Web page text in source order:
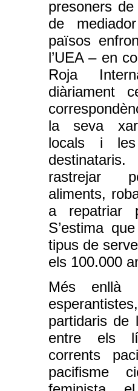
presoners
de
països
l’UEA – en
Roja
diàriament
la seva
locals i
rastrejar
aliments,
a repatriar
S’estima
tipus de
els 100.000
Més enllà
partidaris de
entre els
corrents
pacifisme